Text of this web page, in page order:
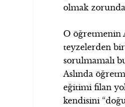
olmak
O öğretmenin
teyzelerden
sorulmamalı
Aslında
eğitimi filan
kendisini